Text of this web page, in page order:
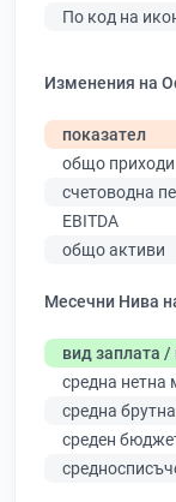
По код на
Изменения на
показател
общо приходи
счетоводна
EBITDA
общо активи
Месечни Нива
вид заплата /
средна нетна
средна
среден